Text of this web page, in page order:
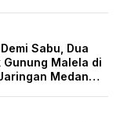
Sabu, Dua
Malela di
Medan